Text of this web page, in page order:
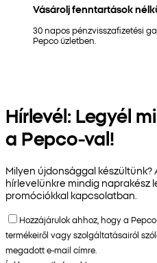
Vásárolj fenntartások
30 napos pénzvisszafizetési
Pepco üzletben.
Hírlevél: Legyél
a Pepco-val!
Milyen újdonsággal
hírlevelünkre mindig naprakész
promóciókkal kapcsolatban.
Hozzájárulok ahhoz, hogy a
termékeiről vagy szolgáltatásairól
megadott e-mail címre.